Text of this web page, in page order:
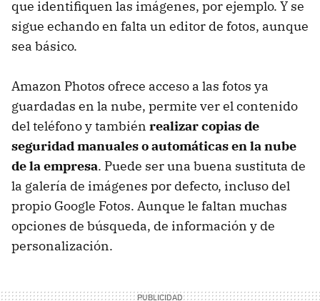
que identifiquen las imágenes, por ejemplo. Y se
sigue echando en falta un editor de fotos, aunque
sea básico.
Amazon Photos ofrece acceso a las fotos ya
guardadas en la nube, permite ver el contenido
del teléfono y también realizar copias de
seguridad manuales o automáticas en la nube
de la empresa. Puede ser una buena sustituta de
la galería de imágenes por defecto, incluso del
propio Google Fotos. Aunque le faltan muchas
opciones de búsqueda, de información y de
personalización.